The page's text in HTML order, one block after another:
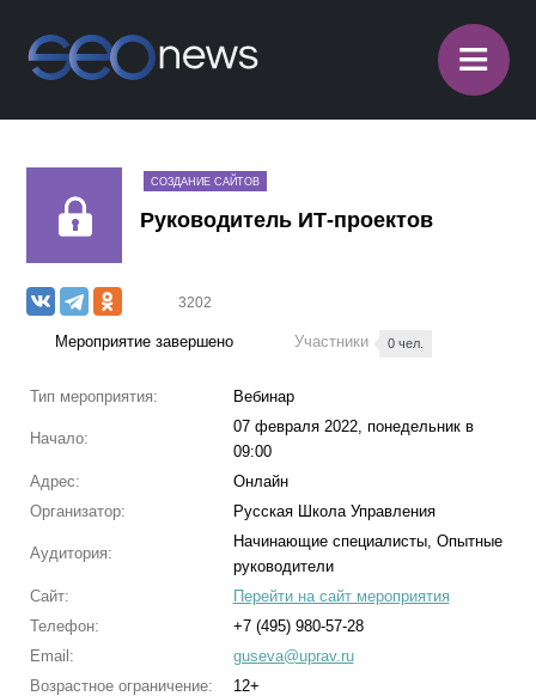
≡
СОЗДАНИЕ САЙТОВ
Руководитель ИТ-проектов
3202
Мероприятие завершено Участники 0 чел.
Тип мероприятия: Вебинар
Начало:
07 февраля 2022, понедельник в
09:00
Адрес:
Онлайн
Организатор:
Русская Школа Управления
Аудитория:
Начинающие специалисты, Опытные
руководители
Сайт:
Перейти на сайт мероприятия
Телефон:
+7 (495) 980-57-28
Email:
guseva@uprav.ru
Возрастное ограничение:
12+